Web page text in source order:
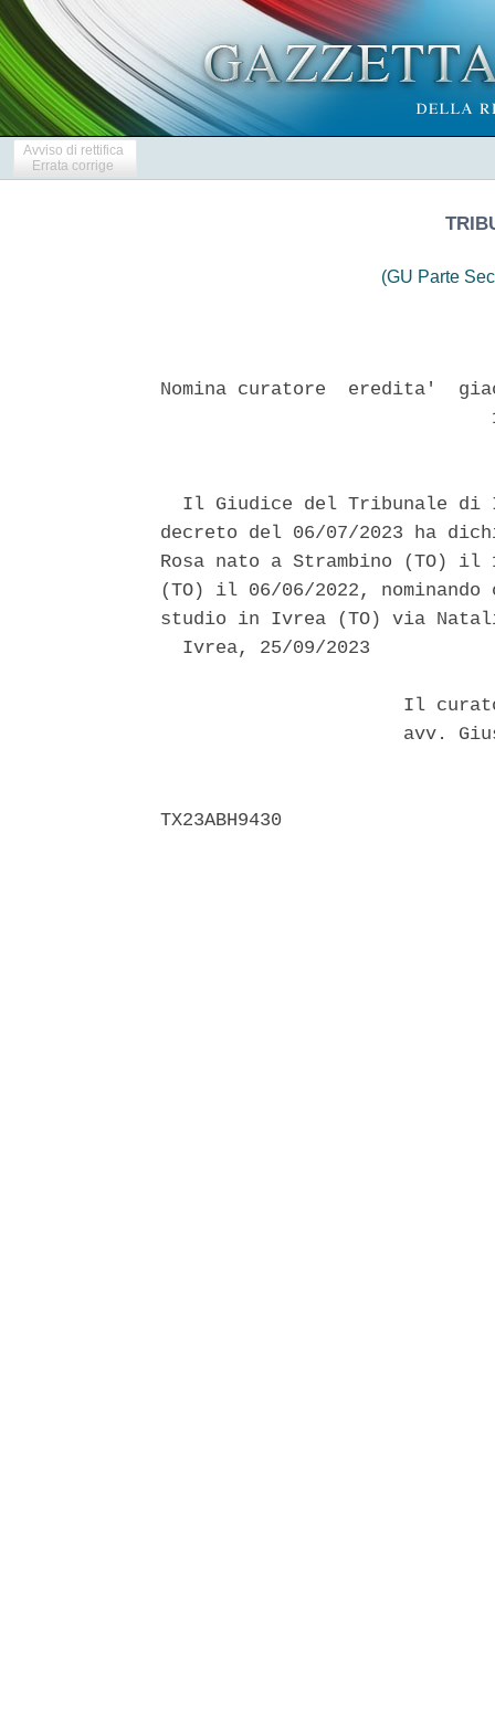
Avviso di rettifica
Errata corrige
(GU Parte
Nomina curatore  eredita'
Il Giudice del Tribunale di
decreto del 06/07/2023 ha
Rosa nato a Strambino (TO)
(TO) il 06/06/2022,
studio in Ivrea (TO) via
  Ivrea, 25/09/2023
Il
avv.